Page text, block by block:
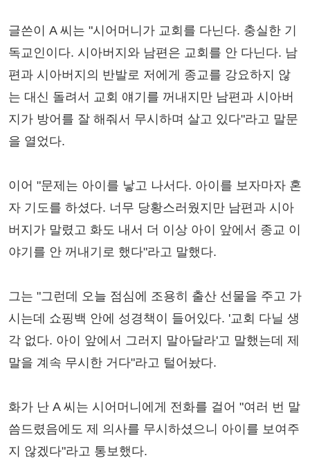
글쓴이 A 씨는 "시어머니가 교회를 다닌다. 충실한 기
독교인이다. 시아버지와 남편은 교회를 안 다닌다. 남
편과 시아버지의 반발로 저에게 종교를 강요하지 않
는 대신 돌려서 교회 얘기를 꺼내지만 남편과 시아버
지가 방어를 잘 해줘서 무시하며 살고 있다"라고 말문
을 열었다.
이어 "문제는 아이를 낳고 나서다. 아이를 보자마자 혼
자 기도를 하셨다. 너무 당황스러웠지만 남편과 시아
버지가 말렸고 화도 내서 더 이상 아이 앞에서 종교 이
야기를 안 꺼내기로 했다"라고 말했다.
그는 "그런데 오늘 점심에 조용히 출산 선물을 주고 가
시는데 쇼핑백 안에 성경책이 들어있다. '교회 다닐 생
각 없다. 아이 앞에서 그러지 말아달라'고 말했는데 제
말을 계속 무시한 거다"라고 털어놨다.
화가 난 A 씨는 시어머니에게 전화를 걸어 "여러 번 말
씀드렸음에도 제 의사를 무시하셨으니 아이를 보여주
지 않겠다"라고 통보했다.